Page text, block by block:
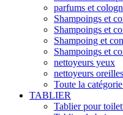
parfums et
Shampoings et
Shampoings et
Shampoing et
Shampoings et
nettoyeurs yeux
nettoyeurs oreilles
Toute la
TABLIER
Tablier pour